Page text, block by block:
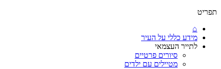
תפריט
⌂
מידע כללי על העיר
לתייר העצמאי
סיורים פרטיים
מטיילים עם ילדים